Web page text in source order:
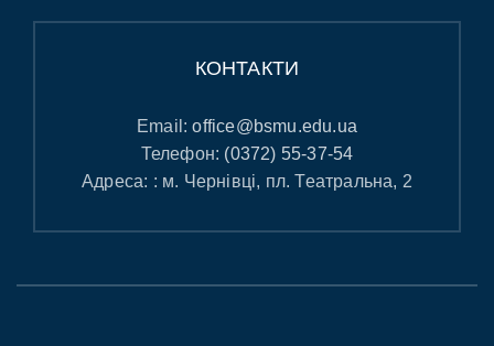
КОНТАКТИ
Email:office@bsmu.edu.ua
Телефон: (0372) 55-37-54
Адреса: : м. Чернівці, пл. Театральна, 2